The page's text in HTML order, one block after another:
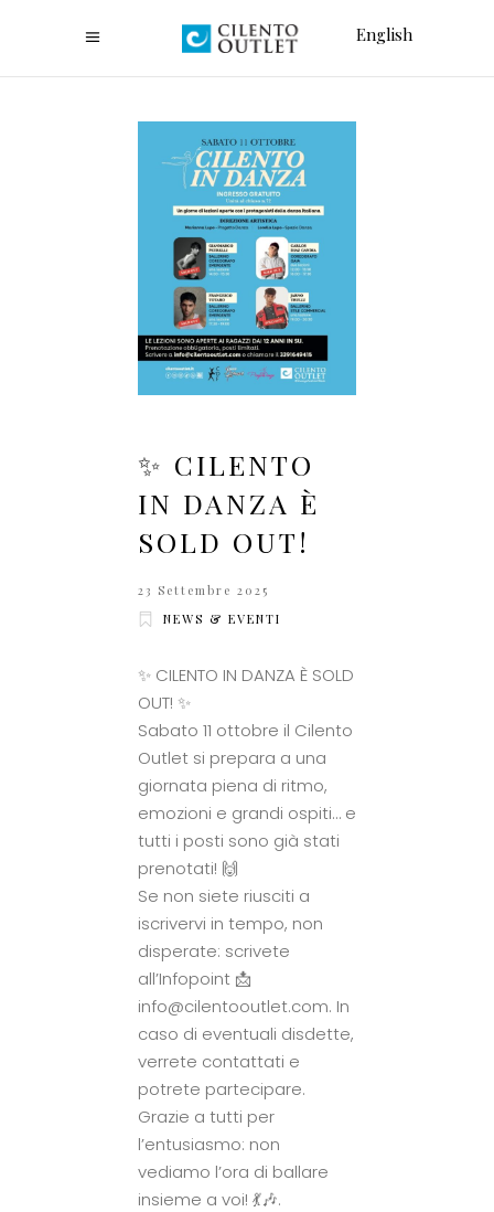
English
✨ CILENTO
IN DANZA È
SOLD OUT!
23 Settembre 2025
NEWS & EVENTI
✨ CILENTO IN DANZA È SOLD
OUT! ✨
Sabato 11 ottobre il Cilento
Outlet si prepara a una
giornata piena di ritmo,
emozioni e grandi ospiti… e
tutti i posti sono già stati
prenotati! 🙌
Se non siete riusciti a
iscrivervi in tempo, non
disperate: scrivete
all’Infopoint 📩
info@cilentooutlet.com. In
caso di eventuali disdette,
verrete contattati e
potrete partecipare.
Grazie a tutti per
l’entusiasmo: non
vediamo l’ora di ballare
insieme a voi! 💃🎶.